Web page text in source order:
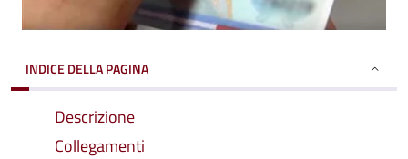
INDICE DELLA PAGINA
Descrizione
Collegamenti